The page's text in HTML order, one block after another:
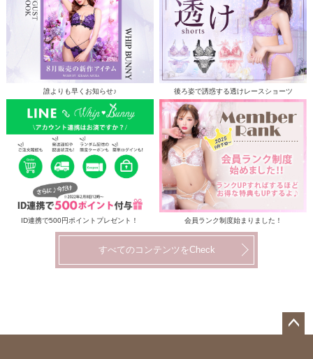
誰よりも早くお知らせ♪ 後ろ姿で誘惑する透けレースショーツ
ID連携で500円ポイントプレゼント！ 会員ランク制度始まりました！
すべてのコンテンツをCheck